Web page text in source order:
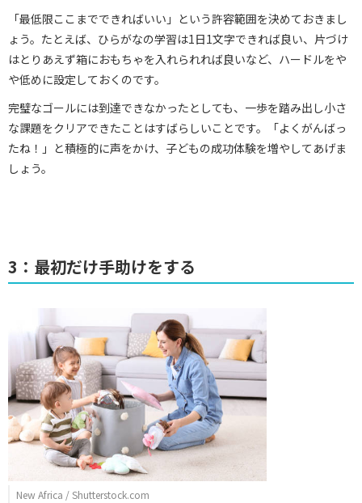
「最低限ここまでできればいい」という許容範囲を決めておきまし
ょう。たとえば、ひらがなの学習は1日1文字できれば良い、片づけ
はとりあえず箱におもちゃを入れられれば良いなど、ハードルをや
や低めに設定しておくのです。
完璧なゴールには到達できなかったとしても、一歩を踏み出し小さ
な課題をクリアできたことはすばらしいことです。「よくがんばっ
たね！」と積極的に声をかけ、子どもの成功体験を増やしてあげま
しょう。
3：最初だけ手助けをする
New Africa / Shutterstock.com